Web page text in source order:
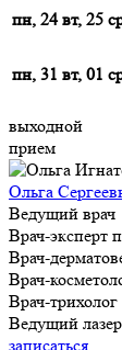
пн, 24 вт, 25
пн, 31 вт, 01
выходной
прием
Ольга
Ведущий врач
Врач-эксперт
Врач-
Врач-
Врач-трихолог
Ведущий
записаться